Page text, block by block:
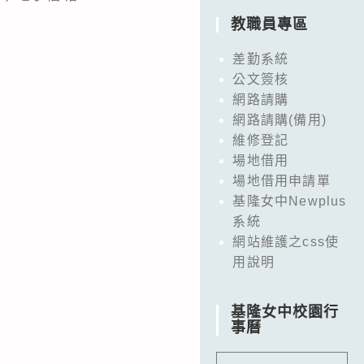
教職員專區
差勤系統
公文簽核
網路請購
網路請購(備用)
維修登記
場地借用
場地借用申請單
基隆女中Newplus
系統
網站維護之css使
用說明
基隆女中校園行
事曆